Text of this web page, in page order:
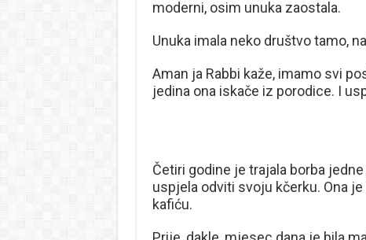
moderni, osim unuka zaostala.
Unuka imala neko društvo tamo,
Aman ja Rabbi kaže, imamo svi
jedina ona iskače iz porodice. I
Četiri godine je trajala borba
uspjela odviti svoju kčerku. Ona
kafiću.